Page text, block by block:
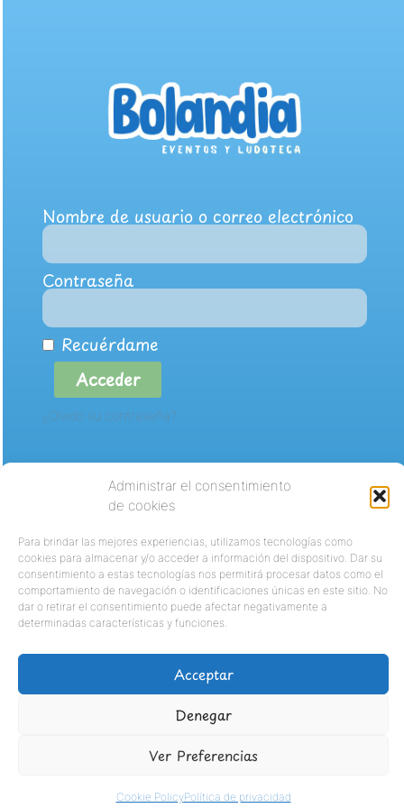
Administrar el consentimiento
de cookies
Para brindar las mejores experiencias, utilizamos tecnologías como
cookies para almacenar y/o acceder a información del dispositivo. Dar su
consentimiento a estas tecnologías nos permitirá procesar datos como el
comportamiento de navegación o identificaciones únicas en este sitio. No
dar o retirar el consentimiento puede afectar negativamente a
determinadas características y funciones.
Acceptar
Denegar
Ver Preferencias
Cookie PolicyPolítica de privacidad
Nombre de usuario o correo electrónico
Contraseña
Recuérdame
Acceder
¿Olvidó su contraseña?